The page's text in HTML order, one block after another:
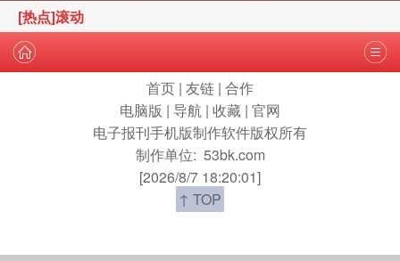
[热点]滚动
首页 | 友链 | 合作
电脑版 | 导航 | 收藏 | 官网
电子报刊手机版制作软件版权所有
制作单位: 53bk.com
[2026/8/7 18:20:01]
↑ TOP